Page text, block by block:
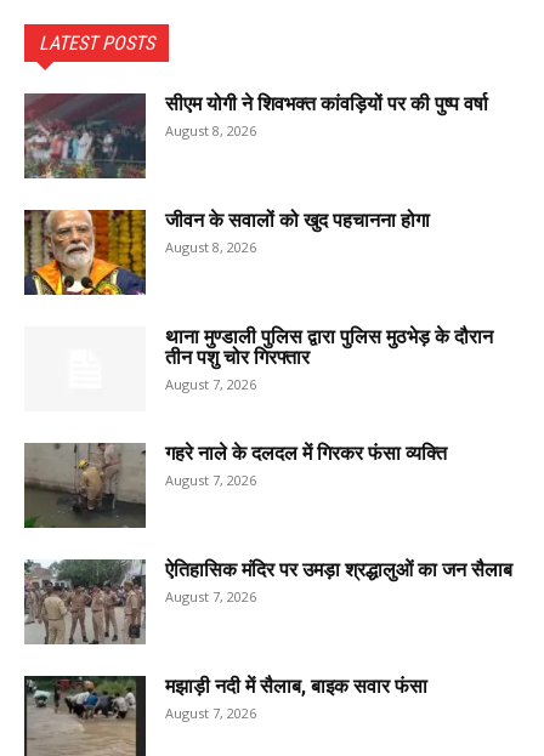
LATEST POSTS
सीएम योगी ने शिवभक्त कांवड़ियों पर की पुष्प वर्षा
August 8, 2026
जीवन के सवालों को खुद पहचानना होगा
August 8, 2026
थाना मुण्डाली पुलिस द्वारा पुलिस मुठभेड़ के दौरान
तीन पशु चोर गिरफ्तार
August 7, 2026
गहरे नाले के दलदल में गिरकर फंसा व्यक्ति
August 7, 2026
ऐतिहासिक मंदिर पर उमड़ा श्रद्धालुओं का जन सैलाब
August 7, 2026
मझाड़ी नदी में सैलाब, बाइक सवार फंसा
August 7, 2026